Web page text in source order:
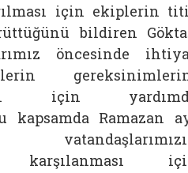
için ekiplerin
bildiren
öncesinde
için
kapsamda Ramazan
karşılanması